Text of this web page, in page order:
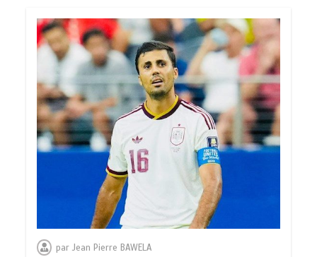
parJean Pierre BAWELA